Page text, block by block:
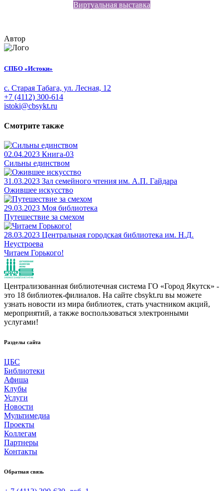
Виртуальная выставка
Автор
СПБО «Истоки»
с. Старая Табага, ул. Лесная, 12
+7 (4112) 300-614
istoki@cbsykt.ru
Смотрите также
02.04.2023 Книга-03
Сильны единством
31.03.2023 Зал семейного чтения им. А.П. Гайдара
Ожившее искусство
29.03.2023 Моя библиотека
Путешествие за смехом
28.03.2023 Центральная городская библиотека им. Н.Д.
Неустроева
Читаем Горького!
Централизованная библиотечная система ГО «Город Якутск» -
это 18 библиотек-филиалов. На сайте cbsykt.ru вы можете
узнать новости из мира библиотек, стать участником акций,
мероприятий, а также воспользоваться электронными
услугами!
Разделы сайта
ЦБС
Библиотеки
Афиша
Клубы
Услуги
Новости
Мультимедиа
Проекты
Коллегам
Партнеры
Контакты
Обратная связь